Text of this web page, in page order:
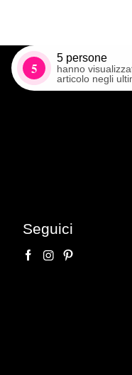
5
5 persone
hanno
articolo negli
Antonio
c. –
Seguici